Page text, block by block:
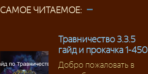
САМОЕ ЧИТАЕМОЕ:
Травничество 3.3.5
гайд и прокачка 1-450
Добро пожаловать в